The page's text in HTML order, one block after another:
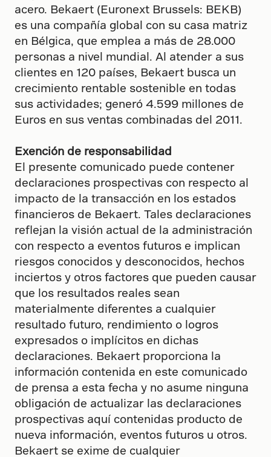
acero. Bekaert (Euronext Brussels: BEKB)
es una compañía global con su casa matriz
en Bélgica, que emplea a más de 28.000
personas a nivel mundial. Al atender a sus
clientes en 120 países, Bekaert busca un
crecimiento rentable sostenible en todas
sus actividades; generó 4.599 millones de
Euros en sus ventas combinadas del 2011.
Exención de responsabilidad
El presente comunicado puede contener
declaraciones prospectivas con respecto al
impacto de la transacción en los estados
financieros de Bekaert. Tales declaraciones
reflejan la visión actual de la administración
con respecto a eventos futuros e implican
riesgos conocidos y desconocidos, hechos
inciertos y otros factores que pueden causar
que los resultados reales sean
materialmente diferentes a cualquier
resultado futuro, rendimiento o logros
expresados o implícitos en dichas
declaraciones. Bekaert proporciona la
información contenida en este comunicado
de prensa a esta fecha y no asume ninguna
obligación de actualizar las declaraciones
prospectivas aquí contenidas producto de
nueva información, eventos futuros u otros.
Bekaert se exime de cualquier